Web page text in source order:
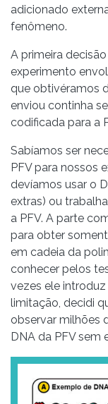
adicionado
fenômeno.
A primeira
experimento
que obtivéramos
enviou continha
codificada para a
Sabíamos ser
PFV para nossos
devíamos usar o
extras) ou
a PFV. A parte
para obter
em cadeia da
conhecer pelos
vezes ele
limitação, decidi
observar milhões
DNA da PFV sem